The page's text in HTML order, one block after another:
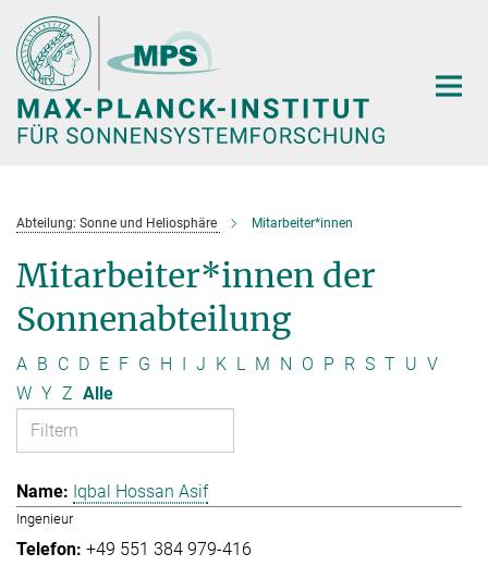
Hauptinhalt
Abteilung: Sonne und Heliosphäre Mitarbeiter*innen
Mitarbeiter*innen der
Sonnenabteilung
A B C D E F G H I J K L M N O P R S T U V
W Y Z Alle
Iqbal Hossan Asif
Ingenieur
+49 551 384 979-416